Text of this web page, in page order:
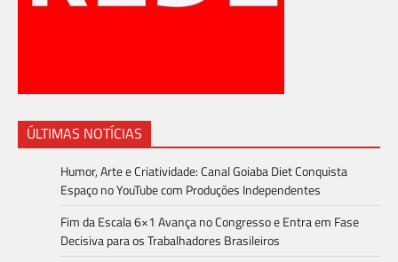
ÚLTIMAS NOTÍCIAS
Humor, Arte e Criatividade: Canal Goiaba Diet Conquista
Espaço no YouTube com Produções Independentes
Fim da Escala 6×1 Avança no Congresso e Entra em Fase
Decisiva para os Trabalhadores Brasileiros